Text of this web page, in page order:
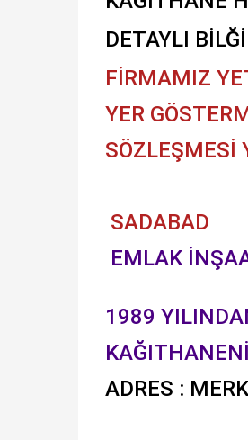
DETAYLI
FİRMAMIZ
YER
SÖZLEŞMESİ
SADABAD
EMLAK
1989
ADRES :